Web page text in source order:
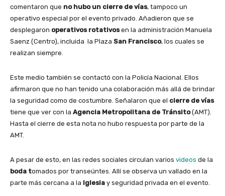
comentaron que no hubo un cierre de vías, tampoco un
operativo especial por el evento privado. Añadieron que se
desplegaron operativos rotativosen la administración Manuela
Saenz (Centro), incluida la Plaza San Francisco, los cuales se
realizan siempre.
Este medio también se contactó con la Policía Nacional. Ellos
afirmaron que no han tenido una colaboración más allá de brindar
la seguridad como de costumbre. Señalaron que el cierre de vías
tiene que ver con la Agencia Metropolitana de Tránsito(AMT).
Hasta el cierre de esta nota no hubo respuesta por parte de la
AMT.
A pesar de esto, en las redes sociales circulan varios videos de la
boda tomados por transeúntes. Allí se observa un vallado en la
parte más cercana a la Iglesia y seguridad privada en el evento.